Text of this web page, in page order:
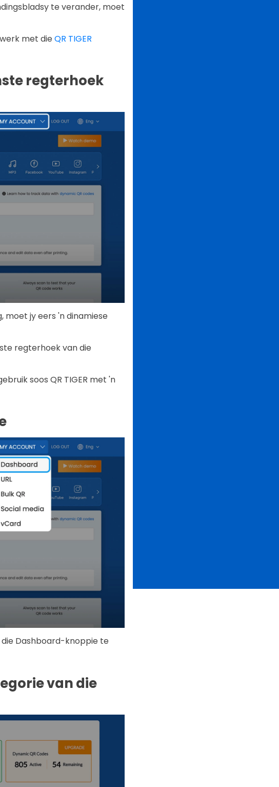
te verander, moet
met die QR TIGER
regterhoek
moet jy eers 'n dinamiese
regterhoek van die
soos QR TIGER met 'n
die Dashboard-knoppie te
van die